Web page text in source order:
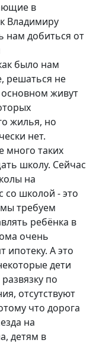
в
Владимиру
нам добиться от
было нам
решаться не
живут
жилья, но
нет.
много таких
школу. Сейчас
на
со школой - это
требуем
ребёнка в
очень
ипотеку. А это
дети
по
отсутствуют
что дорога
на
детям в